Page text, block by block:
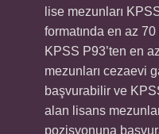
lise mezunları
formatında en az 70
KPSS P93’ten en
mezunları cezaevi
başvurabilir ve
alan lisans
pozisyonuna